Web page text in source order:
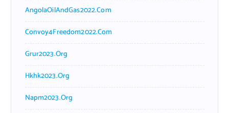
AngolaOilAndGas2022.com
Convoy4Freedom2022.com
Grur2023.org
Hkhk2023.org
Napm2023.org